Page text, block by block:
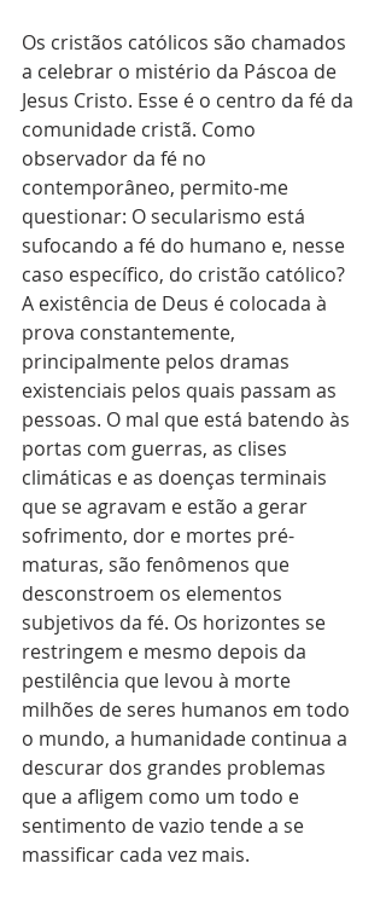
Os cristãos católicos são chamados
a celebrar o mistério da Páscoa de
Jesus Cristo. Esse é o centro da fé da
comunidade cristã. Como
observador da fé no
contemporâneo, permito-me
questionar: O secularismo está
sufocando a fé do humano e, nesse
caso específico, do cristão católico?
A existência de Deus é colocada à
prova constantemente,
principalmente pelos dramas
existenciais pelos quais passam as
pessoas. O mal que está batendo às
portas com guerras, as clises
climáticas e as doenças terminais
que se agravam e estão a gerar
sofrimento, dor e mortes pré-
maturas, são fenômenos que
desconstroem os elementos
subjetivos da fé. Os horizontes se
restringem e mesmo depois da
pestilência que levou à morte
milhões de seres humanos em todo
o mundo, a humanidade continua a
descurar dos grandes problemas
que a afligem como um todo e
sentimento de vazio tende a se
massificar cada vez mais.